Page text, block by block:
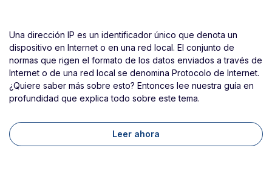
Una dirección IP es un identificador único que denota un
dispositivo en Internet o en una red local. El conjunto de
normas que rigen el formato de los datos enviados a través de
Internet o de una red local se denomina Protocolo de Internet.
¿Quiere saber más sobre esto? Entonces lee nuestra guía en
profundidad que explica todo sobre este tema.
Leer ahora